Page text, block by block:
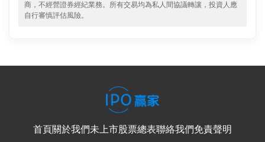
商，不經營證券經紀業務。所有交易均為私人間協議轉讓，投資人應
自行審慎評估風險。
首頁關於我們未上市股票總表聯絡我們免責聲明